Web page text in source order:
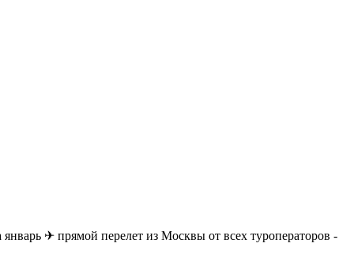
✈ прямой перелет из Москвы от всех туроператоров -